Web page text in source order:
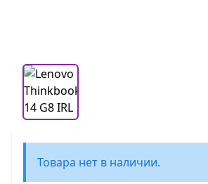
Товара нет в наличии.